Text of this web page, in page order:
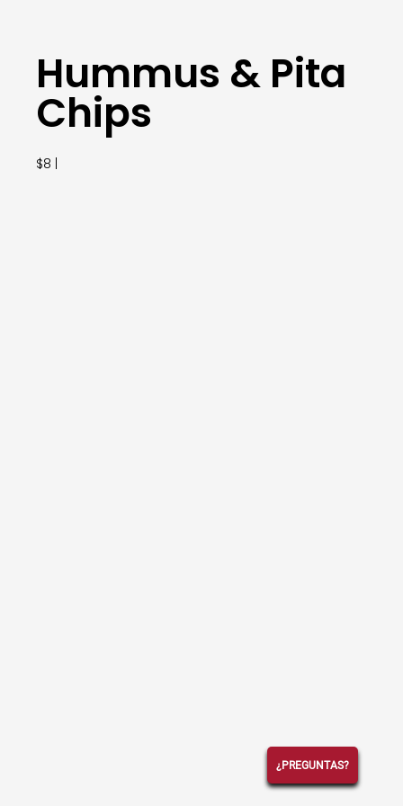
Hummus & Pita
Chips
$8 |
¿PREGUNTAS?